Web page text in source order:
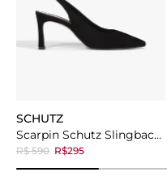
SCHUTZ
Scarpin Schutz Slingback Mid Heel Black
R$ 590 R$295